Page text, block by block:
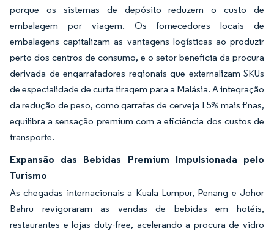
porque os sistemas de depósito reduzem o custo de
embalagem por viagem. Os fornecedores locais de
embalagens capitalizam as vantagens logísticas ao produzir
perto dos centros de consumo, e o setor beneficia da procura
derivada de engarrafadores regionais que externalizam SKUs
de especialidade de curta tiragem para a Malásia. A integração
da redução de peso, como garrafas de cerveja 15% mais finas,
equilibra a sensação premium com a eficiência dos custos de
transporte.
Expansão das Bebidas Premium Impulsionada pelo
Turismo
As chegadas internacionais a Kuala Lumpur, Penang e Johor
Bahru revigoraram as vendas de bebidas em hotéis,
restaurantes e lojas duty-free, acelerando a procura de vidro